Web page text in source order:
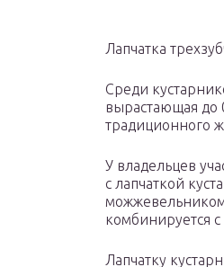
Лапчатка
Среди
вырастающая до
традиционного
У владельцев
с лапчаткой
комбинируется
Лапчатку